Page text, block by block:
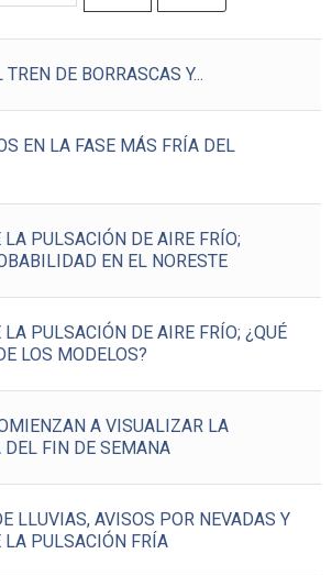
DE BORRASCAS Y...
EN LA FASE MÁS FRÍA DEL
PULSACIÓN DE AIRE FRÍO;
EN EL NORESTE
PULSACIÓN DE AIRE FRÍO; ¿QUÉ
LOS MODELOS?
A VISUALIZAR LA
FIN DE SEMANA
LLUVIAS, AVISOS POR NEVADAS Y
LA PULSACIÓN FRÍA